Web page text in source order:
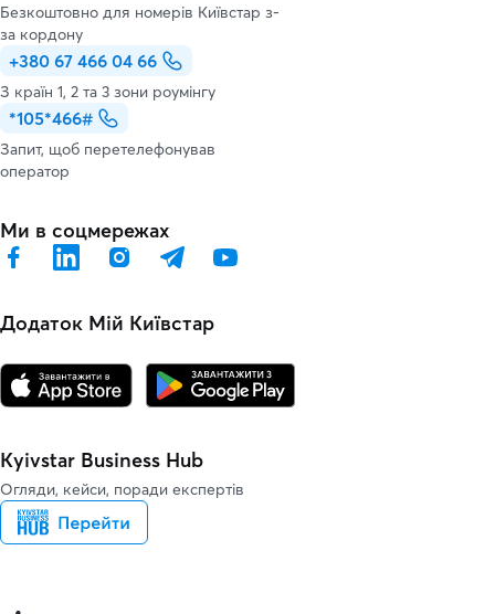
Безкоштовно для номерів Київстар з-
за кордону
+380 67 466 04 66
З країн 1, 2 та 3 зони роумінгу
*105*466#
Запит, щоб перетелефонував
оператор
Ми в соцмережах
Додаток Мій Київстар
Kyivstar Business Hub
Огляди, кейси, поради експертів